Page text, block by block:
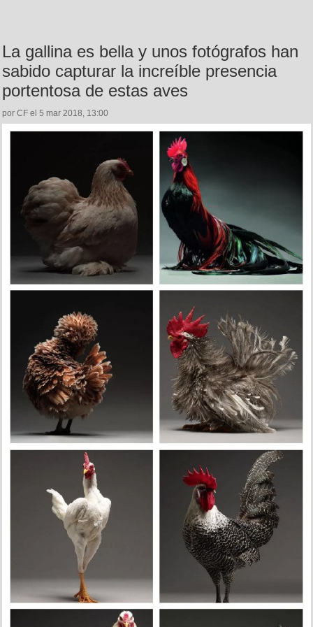
La gallina es bella y unos fotógrafos han
sabido capturar la increíble presencia
portentosa de estas aves
por CF el 5 mar 2018, 13:00